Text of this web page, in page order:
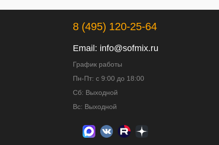
8 (495) 120-25-64
Email: info@sofmix.ru
График работы
Пн-Пт: с 9:00 до 18:00
Сб: Выходной
Вс: Выходной